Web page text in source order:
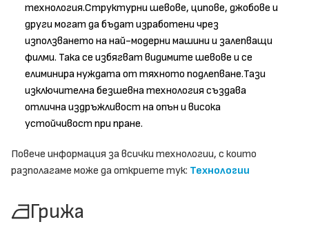
технология.Структурни шевове, ципове, джобове и
други могат да бъдат изработени чрез
използването на най-модерни машини и залепващи
филми. Така се избягват видимите шевове и се
елиминира нуждата от тяхното подлепване.Тази
изключителна безшевна технология създава
отлична издръжливост на опън и висока
устойчивост при пране.
Повече информация за всички технологии, с които
разполагаме може да откриете тук: Технологии
Грижа